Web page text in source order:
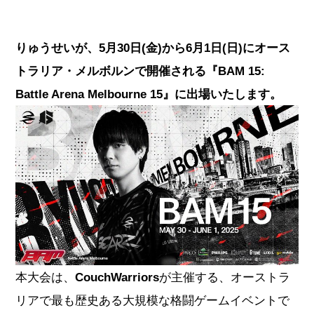
りゅうせいが、5月30日(金)から6月1日(日)にオース
トラリア・メルボルンで開催される『BAM 15:
Battle Arena Melbourne 15』に出場いたします。
本大会は、 CouchWarriorsが主催する、オーストラ
リアで最も歴史ある大規模な格闘ゲームイベントで